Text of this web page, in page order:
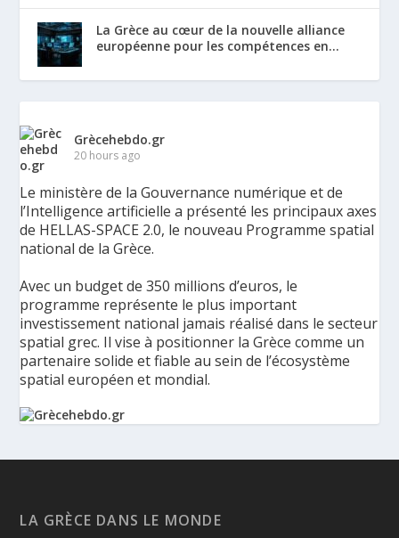
La Grèce au cœur de la nouvelle alliance
européenne pour les compétences en...
Grècehebdo.gr
20 hours ago
Le ministère de la Gouvernance numérique et de
l’Intelligence artificielle a présenté les principaux axes
de HELLAS-SPACE 2.0, le nouveau Programme spatial
national de la Grèce.
Avec un budget de 350 millions d’euros, le
programme représente le plus important
investissement national jamais réalisé dans le secteur
spatial grec. Il vise à positionner la Grèce comme un
partenaire solide et fiable au sein de l’écosystème
spatial européen et mondial.
350 millions d’euros pour renforcer la sécurité,
l’Intelligence artificielle a présenté les principaux axes de
LA GRÈCE DANS LE MONDE